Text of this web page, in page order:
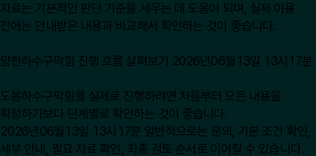
자료는 기본적인 판단 기준을 세우는 데 도움이 되며, 실제 이용
전에는 안내받은 내용과 비교해서 확인하는 것이 좋습니다.
양천하수구막힘 진행 흐름 살펴보기 2026년06월13일 13시17분
도봉하수구막힘를 실제로 진행하려면 처음부터 모든 내용을
확정하기보다 단계별로 확인하는 것이 좋습니다.
2026년06월13일 13시17분 일반적으로는 문의, 기본 조건 확인,
세부 안내, 필요 자료 확인, 최종 검토 순서로 이어질 수 있습니다.